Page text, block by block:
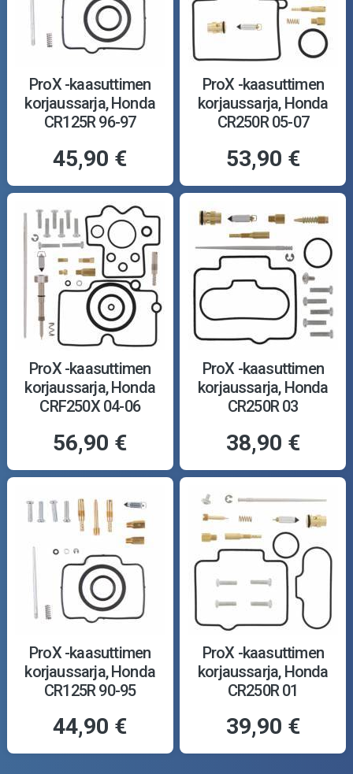
ProX -kaasuttimen
korjaussarja, Honda
CR125R 96-97
45,90 €
ProX -kaasuttimen
korjaussarja, Honda
CR250R 05-07
53,90 €
ProX -kaasuttimen
korjaussarja, Honda
CRF250X 04-06
56,90 €
ProX -kaasuttimen
korjaussarja, Honda
CR250R 03
38,90 €
ProX -kaasuttimen
korjaussarja, Honda
CR125R 90-95
44,90 €
ProX -kaasuttimen
korjaussarja, Honda
CR250R 01
39,90 €